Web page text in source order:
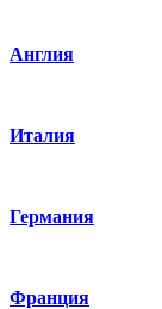
Англия
Италия
Германия
Франция